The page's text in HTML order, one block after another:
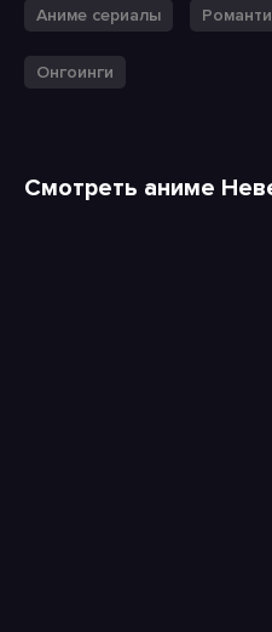
Аниме сериалы
Онгоинги
Смотреть аниме